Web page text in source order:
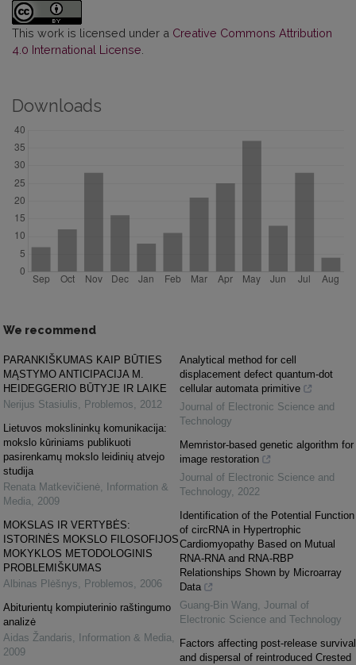
This work is licensed under a Creative Commons Attribution
4.0 International License
Downloads
We recommend
PARANKIŠKUMAS KAIP BŪTIES
MĄSTYMO ANTICIPACIJA M.
HEIDEGGERIO BŪTYJE IR LAIKE
Nerijus Stasiulis, Problemos, 2012
Lietuvos mokslininkų komunikacija:
mokslo kūriniams publikuoti
pasirenkamų mokslo leidinių atvejo
studija
Renata Matkevičienė,
Information &
Media, 2009
MOKSLAS IR VERTYBĖS:
ISTORINĖS MOKSLO FILOSOFIJOS
MOKYKLOS METODOLOGINIS
PROBLEMIŠKUMAS
Albinas Plėšnys, Problemos, 2006
Abiturientų kompiuterinio raštingumo
analizė
Aidas Žandaris, Information & Media,
2009
Analytical method for cell
displacement defect quantum-dot
cellular automata primitive
Journal of Electronic Science and
Technology
Memristor-based genetic algorithm for
image restoration
Journal of Electronic Science and
Technology, 2022
Identification of the Potential Function
of circRNA in Hypertrophic
Cardiomyopathy Based on Mutual
RNA-RNA and RNA-RBP
Relationships Shown by Microarray
Data
Guang-Bin Wang, Journal of
Electronic Science and Technology
Factors affecting post-release survival
and dispersal of reintroduced Crested